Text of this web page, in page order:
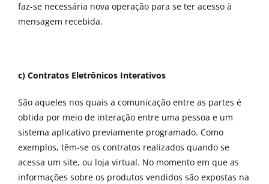
faz-se necessária nova operação para se ter acesso à
mensagem recebida.
c) Contratos Eletrônicos Interativos
São aqueles nos quais a comunicação entre as partes é
obtida por meio de interação entre uma pessoa e um
sistema aplicativo previamente programado. Como
exemplos, têm-se os contratos realizados quando se
acessa um site, ou loja virtual. No momento em que as
informações sobre os produtos vendidos são expostas na